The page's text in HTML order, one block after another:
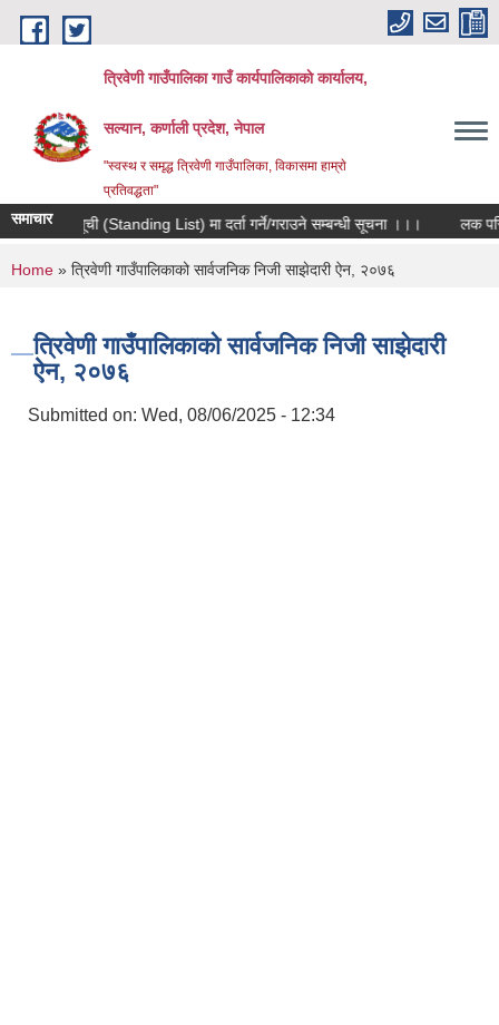
Skip to main content
त्रिवेणी गाउँपालिका गाउँ कार्यपालिकाकाे कार्यालय,
सल्यान, कर्णाली प्रदेश, नेपाल
"स्वस्थ र समृद्ध त्रिवेणी गाउँपालिका, विकासमा हाम्राे
प्रतिवद्धता"
समाचार
मौजुदा सूची (Standing List) मा दर्ता गर्ने/गराउने सम्बन्धी सूचना ।।। लक
You are here
Home » त्रिवेणी गाउँपालिकाको सार्वजनिक निजी साझेदारी ऐन, २०७६
त्रिवेणी गाउँपालिकाको सार्वजनिक निजी साझेदारी
ऐन, २०७६
Submitted on: Wed, 08/06/2025 - 12:34